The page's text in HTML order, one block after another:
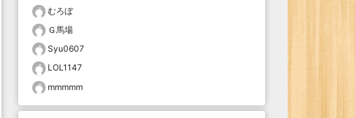
むろぼ
Ｇ馬場
Syu0607
LOL1147
mmmmm